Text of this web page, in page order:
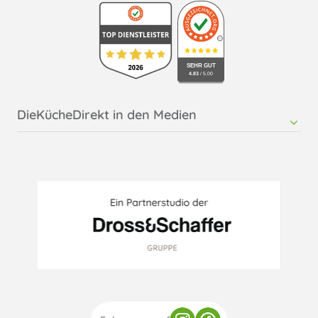
Küche kaufen in Regensburg
Küche kaufen in Rosenheim
SEHR GUT
4.83/ 5.00
DieKücheDirekt in den Medien